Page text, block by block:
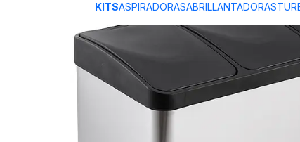
KITSASPIRADORASABRILLANTADORAS